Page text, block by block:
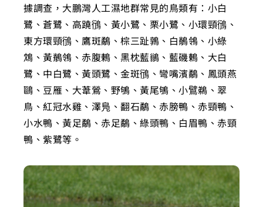
據調查，大鵬灣人工濕地群常見的鳥類有：小白
鷺、蒼鷺、高蹺鴴、黃小鷺、栗小鷺、小環頸鴴、
東方環頸鴴、鷹斑鷸、棕三趾鶉、白鶺鴒、小綠
鴆、黃鶺鴒、赤腹鶇、黑枕藍鶲、藍磯鶇、大白
鷺、中白鷺、黃頭鷺、金斑鴴、彎嘴濱鷸、鳳頭燕
鷗、豆雁、大葦鶯、野鴝、黃尾鴝、小鷿鵜、翠
鳥、紅冠水雞、澤鳬、翻石鷸、赤膀鴨、赤頸鴨、
小水鴨、黃足鷸、赤足鷸、綠頭鴨、白眉鴨、赤頸
鴨、紫鷺等。